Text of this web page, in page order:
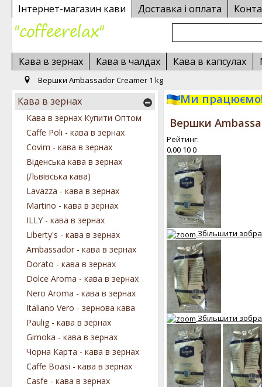
Інтернет-магазин кави Доставка і оплата
Кава в зернах Кава в чалдах Кава в капсулах
Вершки Ambassador Creamer 1 kg
Ми працюємо!
Вершки
Рейтинг:
0.00 100
Збільшити
Збільшити
Кава в зернах
Кава в зернах Купити Оптом
Caffe Poli - кава в зернах
Covim - кава в зернах
Віденська кава в зернах
(Львівська кава)
Lavazza - кава в зернах
Martino - кава в зернах
ILLY - кава в зернах
Liberty's - кава в зернах
Ambassador - кава в зернах
Dorato - кава в зернах
Dolce Aroma - кава в зернах
Nero Aroma - кава в зернах
Italiano Vero - зернова кава
Paulig - кава в зернах
Gimoka - кава в зернах
Чорна Карта - кава в зернах
Caffe Boasi - кава в зернах
Casfe - кава в зернах